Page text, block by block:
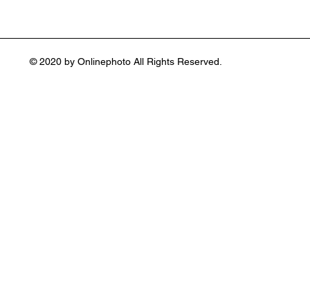
© 2020 by Onlinephoto All Rights Reserved.